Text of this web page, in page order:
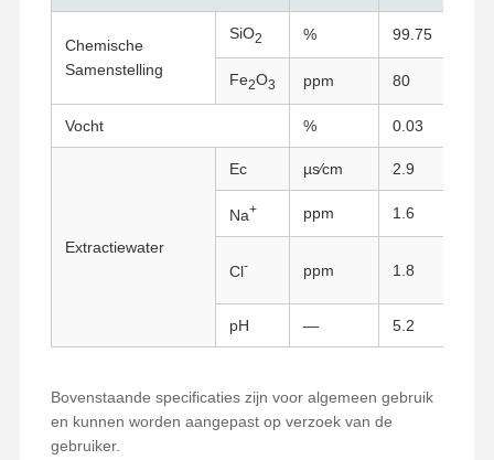
Producten Fabrieksreis
Kwaliteitscont
Chemische
Samenstelling
SiO2 % 99.75
Fe2O3 ppm 80
Vocht % 0.03
Extractiewater
Ec µs∕cm 2.9
Na+ ppm 1.6
Cl- ppm 1.8
pH — 5.2
Bovenstaande specificaties zijn voor algemeen gebruik
en kunnen worden aangepast op verzoek van de
gebruiker.